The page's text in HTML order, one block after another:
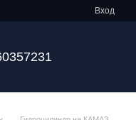
Вход